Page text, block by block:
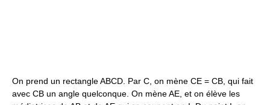
On prend un rectangle ABCD. Par C, on mène CE = CB, qui fait
avec CB un angle quelconque. On mène AE, et on élève les